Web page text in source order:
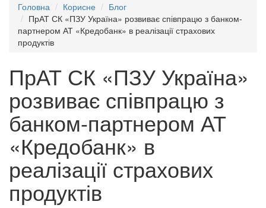
Головна
Корисне
Блог
ПрАТ СК «ПЗУ Україна» розвиває співпрацю з банком-
партнером АТ «Кредобанк» в реалізації страхових
продуктів
ПрАТ СК «ПЗУ Україна»
розвиває співпрацю з
банком-партнером АТ
«Кредобанк» в
реалізації страхових
продуктів